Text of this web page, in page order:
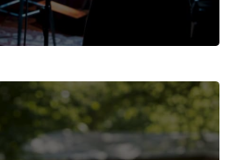
genom
att styra
publiken.